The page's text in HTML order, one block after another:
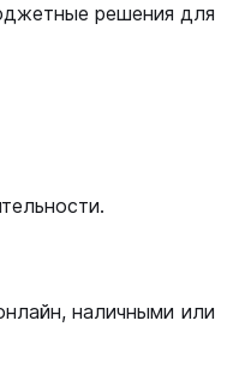
решения для
наличными или